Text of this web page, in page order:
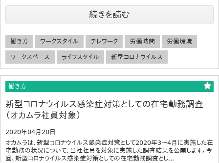
続きを読む
働き方 ワークスタイル テレワーク 労働時間 労働環境
ワークスペース ライフスタイル 新型コロナウイルス
働き方
新型コロナウイルス感染症対策としての在宅勤務調査
（オカムラ社員対象）
2020年04月20日
オカムラは、新型コロナウイルス感染症対策として2020年3～4月に実施した在
宅勤務の状況について、当社社員を対象に実施した調査結果を公開します。今
回、新型コロナウイルス感染症対策としての在宅勤務調査とし...